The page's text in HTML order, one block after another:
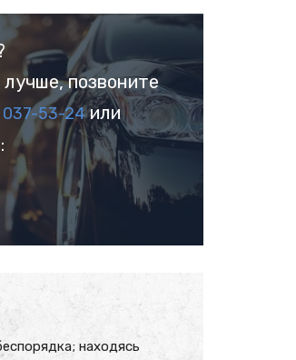
позвоните
037-53-24или
находясь